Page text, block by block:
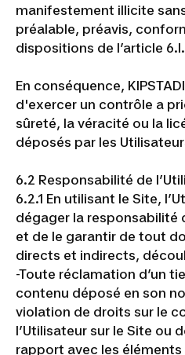
manifestement illicite
préalable, préavis,
dispositions de l’article
En conséquence,
d'exercer un contrôle a
sûreté, la véracité ou la
déposés par les
6.2 Responsabilité de
6.2.1 En utilisant le Site,
dégager la responsabilité
et de le garantir de tout
directs et indirects,
-Toute réclamation d’un
contenu déposé en son
violation de droits sur le
l’Utilisateur sur le Site ou
rapport avec les